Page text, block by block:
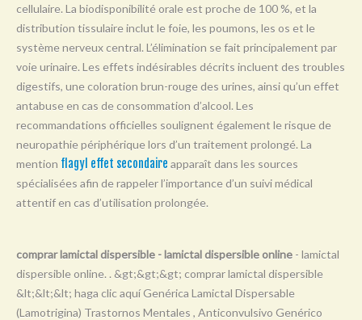
X
Z
cellulaire. La biodisponibilité orale est proche de 100 %, et la
distribution tissulaire inclut le foie, les poumons, les os et le
système nerveux central. L’élimination se fait principalement par
voie urinaire. Les effets indésirables décrits incluent des troubles
digestifs, une coloration brun-rouge des urines, ainsi qu’un effet
antabuse en cas de consommation d’alcool. Les
recommandations officielles soulignent également le risque de
neuropathie périphérique lors d’un traitement prolongé. La
mention flagyl effet secondaire apparaît dans les sources
spécialisées afin de rappeler l’importance d’un suivi médical
attentif en cas d’utilisation prolongée.
comprar lamictal dispersible - lamictal dispersible online - lamictal
dispersible online. . &gt;&gt;&gt; comprar lamictal dispersible
&lt;&lt;&lt; haga clic aquí Genérica Lamictal Dispersable
(Lamotrigina) Trastornos Mentales , Anticonvulsivo Genérico